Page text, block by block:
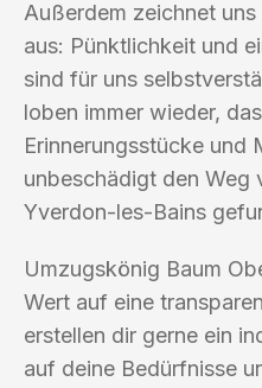
Außerdem zeichnet
aus: Pünktlichkeit und
sind für uns
loben immer wieder,
Erinnerungsstücke und
unbeschädigt den Weg
Yverdon-les-Bains
Umzugskönig Baum
Wert auf eine
erstellen dir gerne ein
auf deine Bedürfnisse